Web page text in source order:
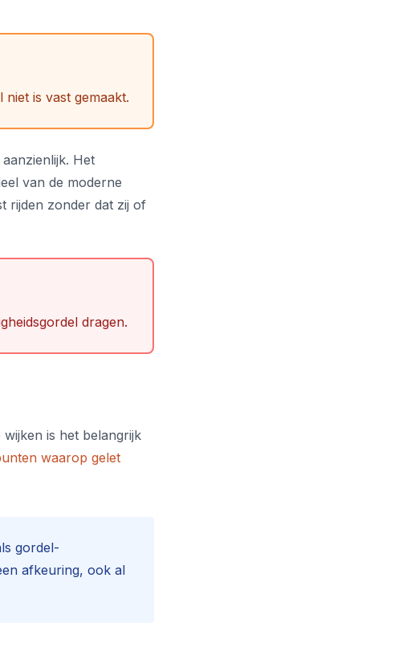
is vast gemaakt.
Het
van de moderne
rijden zonder dat zij of
dragen.
is het belangrijk
waarop gelet
gordel-
afkeuring, ook al